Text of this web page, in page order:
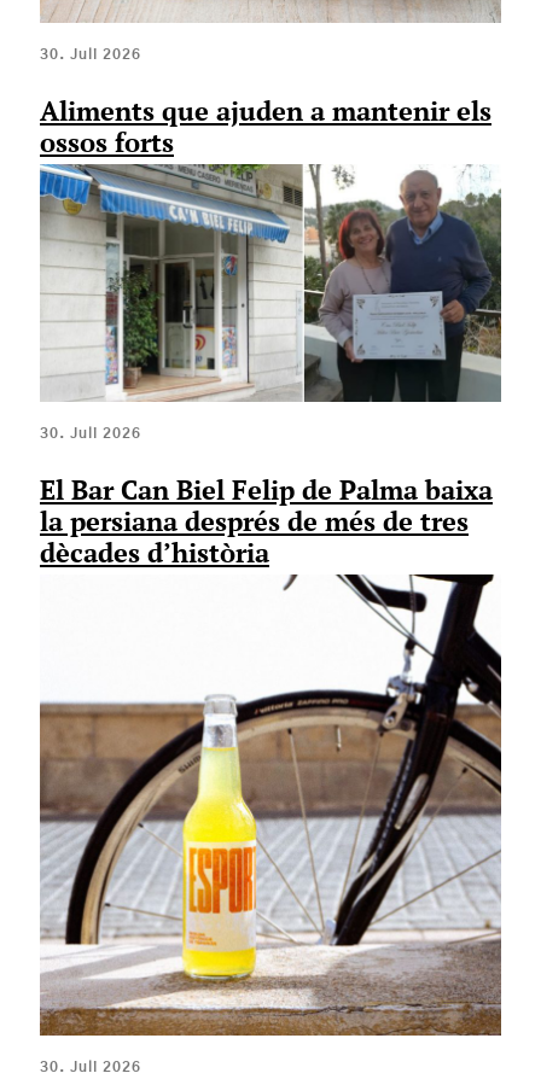
30. Juli 2026
Aliments que ajuden a mantenir els
ossos forts
30. Juli 2026
El Bar Can Biel Felip de Palma baixa
la persiana després de més de tres
dècades d’història
30. Juli 2026